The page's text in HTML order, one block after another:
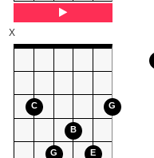
C
G
B
E
G
X